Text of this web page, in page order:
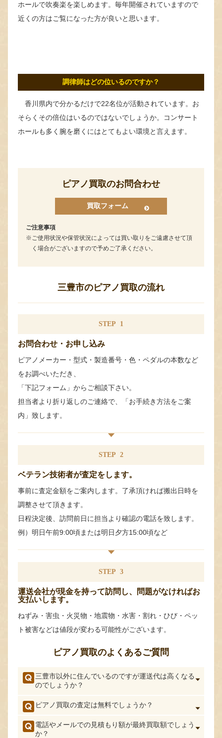
ホールで吹奏楽を楽しめます。毎年開催されていますので
近くの方はご覧になった方が良いと思います。
調律師はどの位いるのですか？
香川県内で分かるだけで22名位が活動されています。お
そらくその倍位はいるのではないでしょうか。コンサート
ホールも多く腕を磨くにはとてもよい環境と言えます。
ピアノ買取のお問合わせ
買取フォーム
ご注意事項
ご使用状況や保管状況によっては買い取りをご遠慮させて頂
く場合がございますので予めご了承ください。
三豊市のピアノ買取の流れ
STEP 1
お問合わせ・お申し込み
ピアノメーカー・型式・製造番号・色・ペダルの本数など
をお調べいただき、
「下記フォーム」からご相談下さい。
担当者より折り返しのご連絡で、「お手続き方法をご案
内」致します。
STEP 2
ベテラン技術者が査定をします。
事前に査定金額をご案内します。了承頂ければ搬出日時を
調整させて頂きます。
日程決定後、訪問前日に担当より確認の電話を致します。
例）明日午前9:00頃または明日夕方15:00頃など
STEP 3
運送会社が現金を持って訪問し、問題がなければお
支払いします。
ねずみ・害虫・火災物・地震物・水害・割れ・ひび・ペッ
ト被害などは値段が変わる可能性がございます。
ピアノ買取のよくあるご質問
三豊市以外に住んでいるのですが運送代は高くなる
のでしょうか？
ピアノ買取の査定は無料でしょうか？
電話やメールでの見積もり額が最終買取額でしょう
か？